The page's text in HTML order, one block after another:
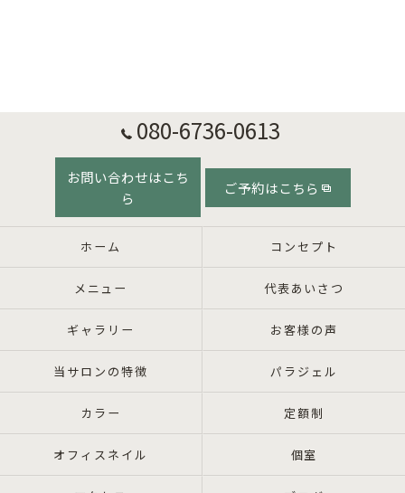
080-6736-0613
お問い合わせはこち
ら
ご予約はこちら
ホーム コンセプト
メニュー 代表あいさつ
ギャラリー お客様の声
当サロンの特徴 パラジェル
カラー 定額制
オフィスネイル 個室